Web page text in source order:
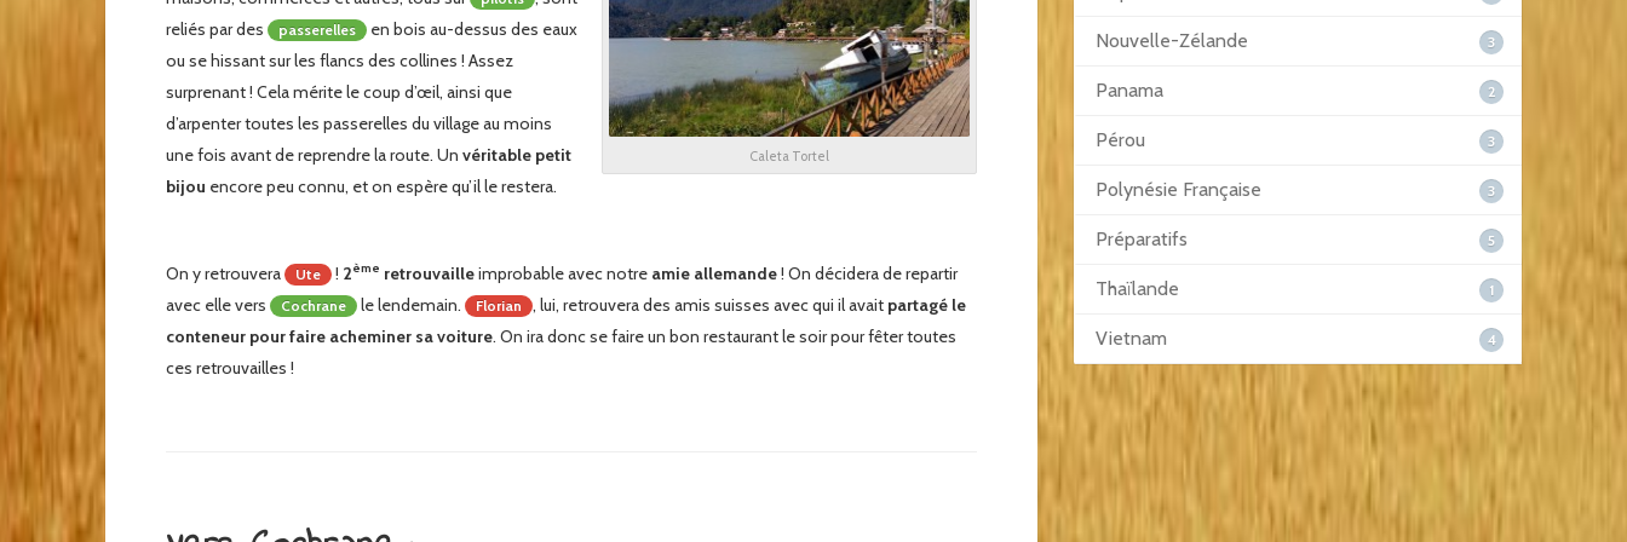
Caleta Tortel
reliés par des
passerelles
en bois au-dessus des eaux
ou se hissant sur les flancs des collines ! Assez
surprenant ! Cela mérite le coup d’œil, ainsi que
d’arpenter toutes les passerelles du village au moins
une fois avant de reprendre la route. Un véritable petit
bijou encore peu connu, et on espère qu’il le restera.
On y retrouvera Ute ! 2ème retrouvailleimprobable avec notre amie allemande! On décidera de repartir
avec elle vers
Cochrane le lendemain. Florian , lui, retrouvera des amis suisses avec qui il avait partagé le
conteneur pour faire acheminer sa voiture. On ira donc se faire un bon restaurant le soir pour fêter toutes
ces retrouvailles !
Nouvelle-Zélande 3
Panama 2
Pérou 3
Polynésie Française 3
Préparatifs 5
Thaïlande 1
Vietnam 4